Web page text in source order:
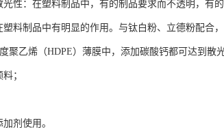
性：在塑料制品中，有的制品要求而不透明，有
塑料制品中有明显的作用。与钛白粉、立德粉配合
聚乙烯（HDPE）薄膜中，添加碳酸钙都可达到散
；
剂使用。